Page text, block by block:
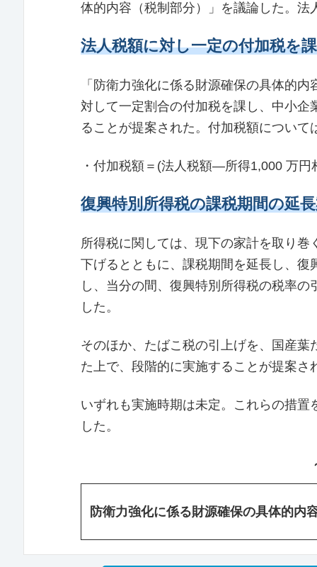
体的内容（税制部分）」を議論した。法
法人税額に対し一定の付加税を
「防衛力強化に係る財源確保の具体的
対して一定割合の付加税を課し、中⼩
ることが提案された。付加税額について
・付加税額＝(法⼈税額―所得1,000 万
復興特別所得税の課税期間の延
所得税に関しては、現下の家計を取り
下げるとともに、課税期間を延⻑し、
し、当分の間、復興特別所得税の税率
した。
そのほか、たばこ税の引上げを、国産
た上で、段階的に実施することが提案さ
いずれも実施時期は未定。これらの措
した。
防衛力強化に係る財源確保の具体的内